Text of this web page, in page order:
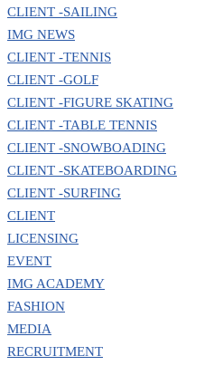
CLIENT -SAILING
IMG NEWS
CLIENT -TENNIS
CLIENT -GOLF
CLIENT -FIGURE SKATING
CLIENT -TABLE TENNIS
CLIENT -SNOWBOADING
CLIENT -SKATEBOARDING
CLIENT -SURFING
CLIENT
LICENSING
EVENT
IMG ACADEMY
FASHION
MEDIA
RECRUITMENT